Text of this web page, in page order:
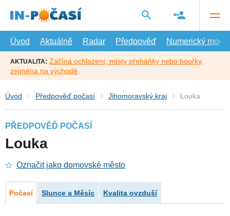
hlavní
Úvod
Aktuálně Radar Předpověď Numerický model
AKTUALITA: Začíná ochlazení, místy přeháňky nebo bouřky,
zejména na východě
Úvod Předpověď počasí Jihomoravský kraj Louka
PŘEDPOVĚĎ POČASÍ
Louka
Označit jako domovské město
Počasí Slunce a Měsíc Kvalita ovzduší